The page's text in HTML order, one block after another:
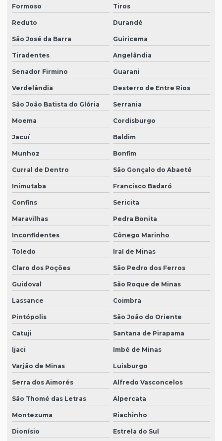
Formoso Tiros
Reduto Durandé
São José da Barra Guiricema
Tiradentes Angelândia
Senador Firmino Guarani
Verdelândia Desterro de Entre Rios
São João Batista do Glória Serrania
Moema Cordisburgo
Jacuí Baldim
Munhoz Bonfim
Curral de Dentro São Gonçalo do Abaeté
Inimutaba Francisco Badaró
Confins Sericita
Maravilhas Pedra Bonita
Inconfidentes Cônego Marinho
Toledo Iraí de Minas
Claro dos Poções São Pedro dos Ferros
Guidoval São Roque de Minas
Lassance Coimbra
Pintópolis São João do Oriente
Catuji Santana de Pirapama
Ijaci Imbé de Minas
Varjão de Minas Luisburgo
Serra dos Aimorés Alfredo Vasconcelos
São Thomé das Letras Alpercata
Montezuma Riachinho
Dionísio Estrela do Sul